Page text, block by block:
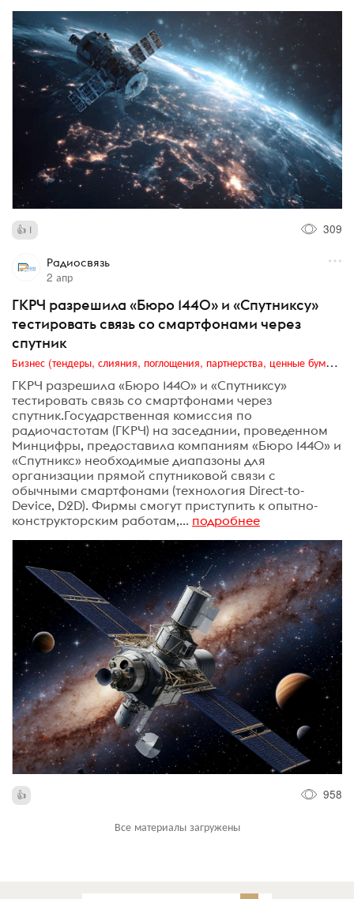
1 309
Радиосвязь
2 апр
ГКРЧ разрешила «Бюро 1440» и «Спутниксу»
тестировать связь со смартфонами через
спутник
Бизнес (тендеры, слияния, поглощения, партнерства, ценные бумаги, акционеры, финансы и отчетность)
ГКРЧ разрешила «Бюро 1440» и «Спутниксу»
тестировать связь со смартфонами через
спутник.Государственная комиссия по
радиочастотам (ГКРЧ) на заседании, проведенном
Минцифры, предоставила компаниям «Бюро 1440» и
«Спутникс» необходимые диапазоны для
организации прямой спутниковой связи с
обычными смартфонами (технология Direct-to-
Device, D2D). Фирмы смогут приступить к опытно-
конструкторским работам,... подробнее
958
Все материалы загружены